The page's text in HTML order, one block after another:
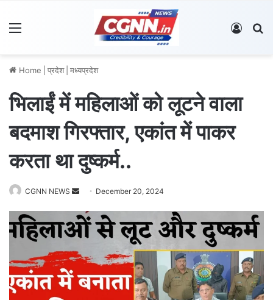
Log In
Home प्रदेश मध्यप्रदेश
भिलाईं में महिलाओं को लूटने वाला
बदमाश गिरफ्तार, एकांत में पाकर
करता था दुष्कर्म..
CGNN NEWS
n
d
e
December 20, 2024